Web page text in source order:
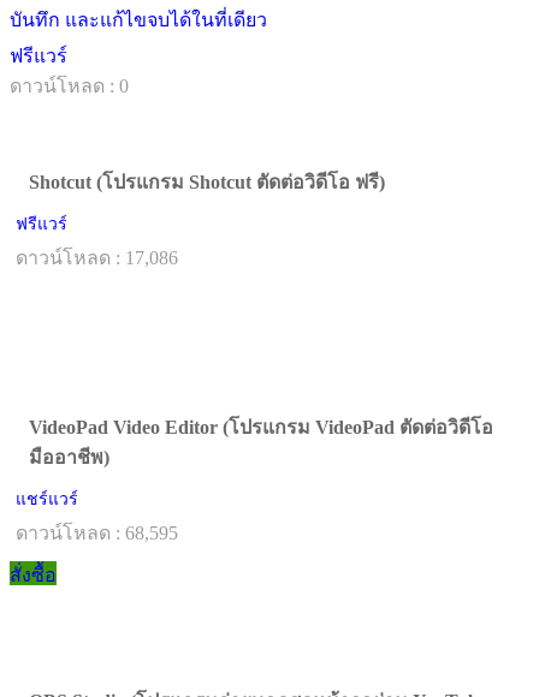
บันทึก และแก้ไขจบได้ในที่เดียว
ฟรีแวร์
ดาวน์โหลด : 0
Shotcut (โปรแกรม Shotcut ตัดต่อวิดีโอ ฟรี)
ฟรีแวร์
ดาวน์โหลด : 17,086
VideoPad Video Editor (โปรแกรม VideoPad ตัดต่อวิดีโอ
มืออาชีพ)
แชร์แวร์
ดาวน์โหลด : 68,595
สั่งซื้อ